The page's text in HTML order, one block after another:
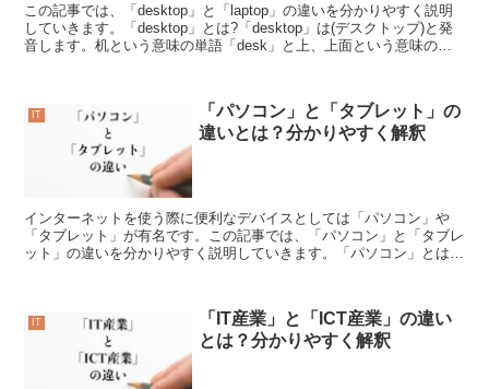
この記事では、「desktop」と「laptop」の違いを分かりやすく説明
していきます。「desktop」とは?「desktop」は(デスクトップ)と発
音します。机という意味の単語「desk」と上、上面という意味の単
IT
「パソコン」と「タブレット」の
違いとは？分かりやすく解釈
インターネットを使う際に便利なデバイスとしては「パソコン」や
「タブレット」が有名です。この記事では、「パソコン」と「タブレ
ット」の違いを分かりやすく説明していきます。「パソコン」とは?
IT
「IT産業」と「ICT産業」の違い
とは？分かりやすく解釈